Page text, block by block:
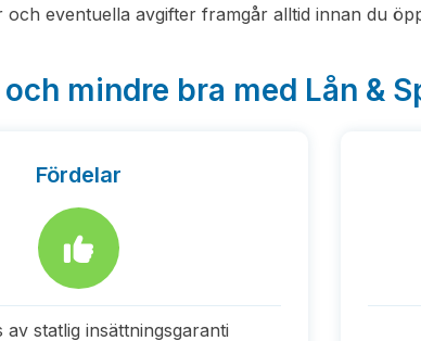
och eventuella avgifter framgår alltid innan du
mindre bra med Lån &
Fördelar
av statlig insättningsgaranti